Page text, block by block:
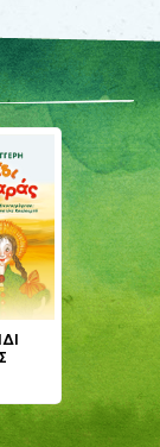
μου;
(2024)